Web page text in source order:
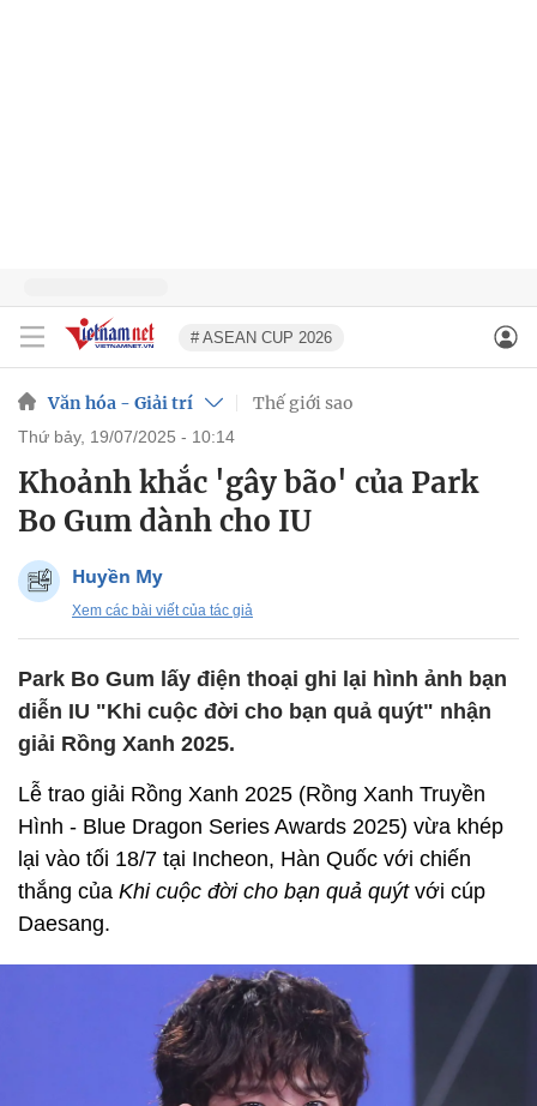
# ASEAN CUP 2026
Văn hóa - Giải trí Thế giới sao
thứ bảy, 19/07/2025 - 10:14
Khoảnh khắc 'gây bão' của Park
Bo Gum dành cho IU
Huyền My
Xem các bài viết của tác giả
Park Bo Gum lấy điện thoại ghi lại hình ảnh bạn
diễn IU "Khi cuộc đời cho bạn quả quýt" nhận
giải Rồng Xanh 2025.
Lễ trao giải Rồng Xanh 2025 (Rồng Xanh Truyền
Hình - Blue Dragon Series Awards 2025) vừa khép
lại vào tối 18/7 tại Incheon, Hàn Quốc với chiến
thắng của Khi cuộc đời cho bạn quả quýt với cúp
Daesang.